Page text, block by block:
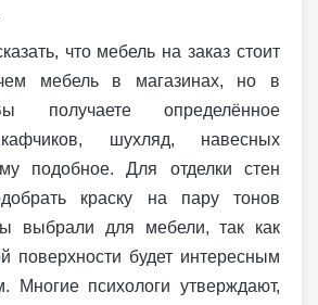
что мебель на заказ стоит
мебель в магазинах, но в
получаете определённое
шухляд, навесных
подобное. Для отделки стен
краску на пару тонов
выбрали для мебели, так как
поверхности будет интересным
Многие психологи утверждают,